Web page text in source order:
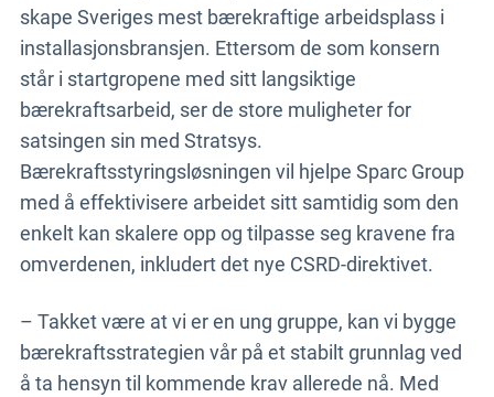
skape Sveriges mest bærekraftige arbeidsplass i
installasjonsbransjen. Ettersom de som konsern
står i startgropene med sitt langsiktige
bærekraftsarbeid, ser de store muligheter for
satsingen sin med Stratsys.
Bærekraftsstyringsløsningen vil hjelpe Sparc Group
med å effektivisere arbeidet sitt samtidig som den
enkelt kan skalere opp og tilpasse seg kravene fra
omverdenen, inkludert det nye CSRD-direktivet.
– Takket være at vi er en ung gruppe, kan vi bygge
bærekraftsstrategien vår på et stabilt grunnlag ved
å ta hensyn til kommende krav allerede nå. Med